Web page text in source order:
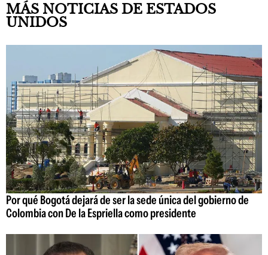
MÁS NOTICIAS DE ESTADOS
UNIDOS
Por qué Bogotá dejará de ser la sede única del gobierno de
Colombia con De la Espriella como presidente